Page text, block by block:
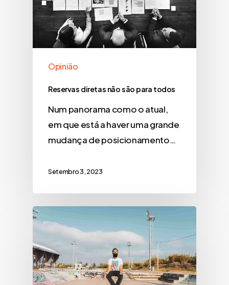
Opinião
Reservas diretas não são para todos
Num panorama como o atual,
em que está a haver uma grande
mudança de posicionamento…
Setembro 3, 2023